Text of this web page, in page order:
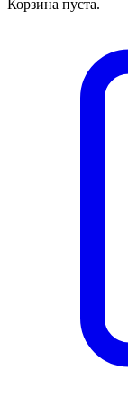
Корзина пуста.